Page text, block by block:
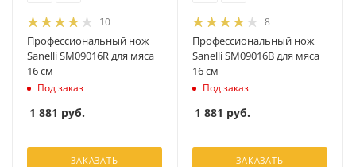
10
Профессиональный нож
Sanelli SM09016R для мяса
16 см
Под заказ
1 881 руб.
ЗАКАЗАТЬ
8
Профессиональный нож
Sanelli SM09016B для мяса
16 см
Под заказ
1 881 руб.
ЗАКАЗАТЬ